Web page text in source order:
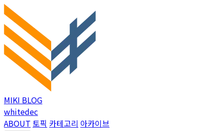
MIKI BLOG
whitedec
ABOUT 토픽 카테고리 아카이브